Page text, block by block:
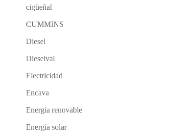
cigüeñal
CUMMINS
Diesel
Dieselval
Electricidad
Encava
Energía renovable
Energía solar